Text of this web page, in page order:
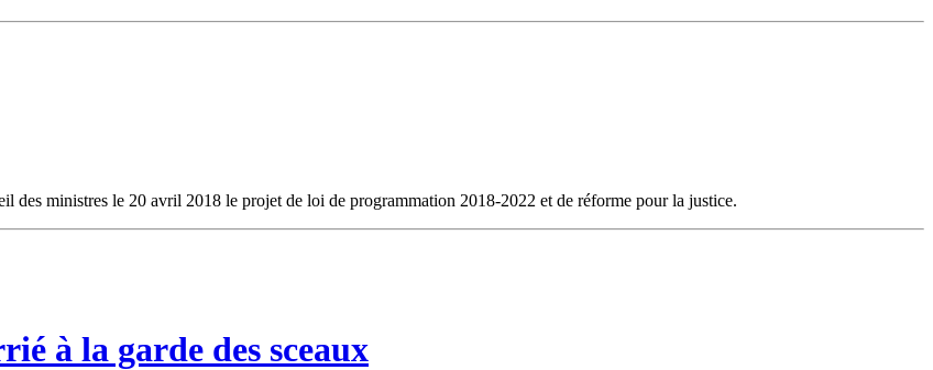
des ministres le 20 avril 2018 le projet de loi de programmation 2018-2022 et de réforme pour la justice.
à la garde des sceaux